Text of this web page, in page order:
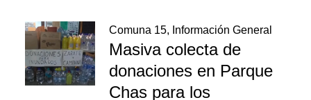
Comuna 15, Información General
Masiva colecta de
donaciones en Parque
Chas para los